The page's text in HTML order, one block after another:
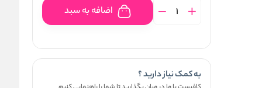
اضافه به سبد
به کمک نیاز دارید ؟